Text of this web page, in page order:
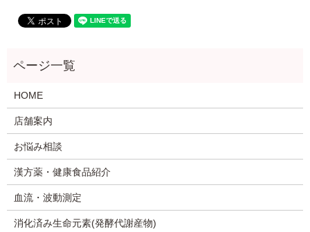
HOME
店舗案内
お悩み相談
漢方薬・健康食品紹介
血流・波動測定
消化済み生命元素(発酵代謝産物)